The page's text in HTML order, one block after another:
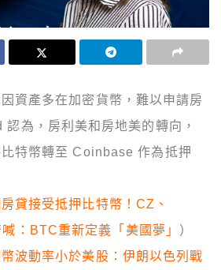
資產多在加密貨幣，難以申請房
為，房利美和房地美的轉向，
特幣轉至 Coinbase作為抵押
貸接受抵押比特幣！CZ、
：BTC重新定義「美國夢」
）
幣波動率小於美股：伊朗以色列戰